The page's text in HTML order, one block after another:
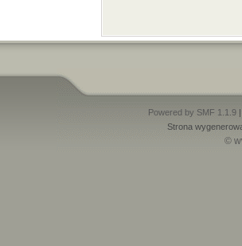
Powered by SMF 1.1.9
Strona
©